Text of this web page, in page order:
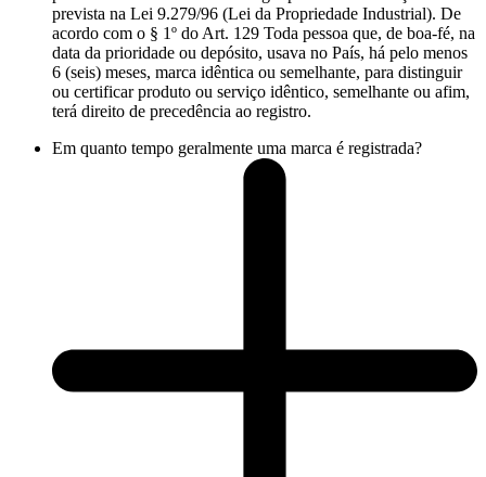
prevista na Lei 9.279/96 (Lei da Propriedade Industrial). De
acordo com o § 1º do Art. 129 Toda pessoa que, de boa-fé, na
data da prioridade ou depósito, usava no País, há pelo menos
6 (seis) meses, marca idêntica ou semelhante, para distinguir
ou certificar produto ou serviço idêntico, semelhante ou afim,
terá direito de precedência ao registro.
Em quanto tempo geralmente uma marca é registrada?